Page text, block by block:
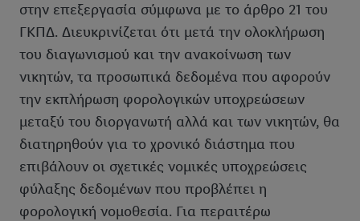
στην επεξεργασία σύμφωνα με το άρθρο 21 του
ΓΚΠΔ. Διευκρινίζεται ότι μετά την ολοκλήρωση
του διαγωνισμού και την ανακοίνωση των
νικητών, τα προσωπικά δεδομένα που αφορούν
την εκπλήρωση φορολογικών υποχρεώσεων
μεταξύ του διοργανωτή αλλά και των νικητών, θα
διατηρηθούν για το χρονικό διάστημα που
επιβάλουν οι σχετικές νομικές υποχρεώσεις
φύλαξης δεδομένων που προβλέπει η
φορολογική νομοθεσία. Για περαιτέρω